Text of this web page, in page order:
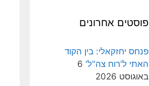
פוסטים אחרונים
פנחס יחזקאלי: בין הקוד
האתי ל'רוח צה"ל' 6
באוגוסט 2026